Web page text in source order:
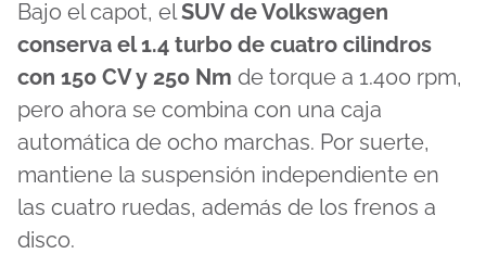
Bajo el capot, elSUV de Volkswagen
conserva el 1.4 turbo de cuatro cilindros
con 150 CV y 250 Nm de torque a 1.400 rpm,
pero ahora se combina con una caja
automática de ocho marchas. Por suerte,
mantiene la suspensión independiente en
las cuatro ruedas, además de los frenos a
disco.